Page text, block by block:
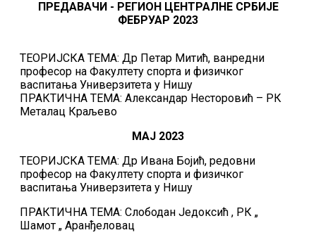
ПРЕДАВАЧИ - РЕГИОН ЦЕНТРАЛНЕ СРБИЈЕ
ФЕБРУАР 2023
ТЕОРИЈСКА ТЕМА: Др Петар Митић, ванредни
професор на Факултету спорта и физичког
васпитања Универзитета у Нишу
ПРАКТИЧНА ТЕМА: Александар Несторовић – РК
Металац Краљево
МАЈ 2023
ТЕОРИЈСКА ТЕМА: Др Ивана Бојић, редовни
професор на Факултету спорта и физичког
васпитања Универзитета у Нишу
ПРАКТИЧНА ТЕМА: Слободан Једоксић , РК „
Шамот „ Аранђеловац